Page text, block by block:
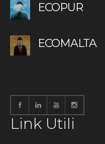
ECOPUR
ECOMALTA
Link Utili